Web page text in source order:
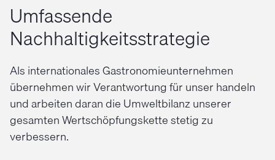
Umfassende
Nachhaltigkeitsstrategie
Als internationales Gastronomieunternehmen
übernehmen wir Verantwortung für unser handeln
und arbeiten daran die Umweltbilanz unserer
gesamten Wertschöpfungskette stetig zu
verbessern.